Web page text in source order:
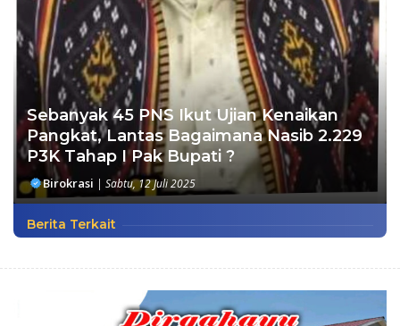
Sebanyak 45 PNS Ikut Ujian Kenaikan
Pangkat, Lantas Bagaimana Nasib 2.229
P3K Tahap I Pak Bupati ?
Birokrasi | Sabtu, 12 Juli 2025
Berita Terkait